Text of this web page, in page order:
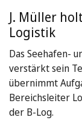
J. Müller
Logistik
Das Seehafen-
verstärkt sein
übernimmt
Bereichsleiter
der B-Log.